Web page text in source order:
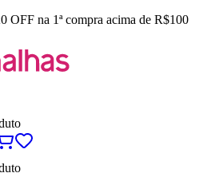
OFF na 1ª compra acima de R$100